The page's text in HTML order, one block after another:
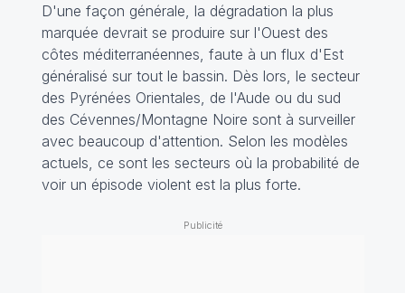
D'une façon générale, la dégradation la plus
marquée devrait se produire sur l'Ouest des
côtes méditerranéennes, faute à un flux d'Est
généralisé sur tout le bassin. Dès lors, le secteur
des Pyrénées Orientales, de l'Aude ou du sud
des Cévennes/Montagne Noire sont à surveiller
avec beaucoup d'attention. Selon les modèles
actuels, ce sont les secteurs où la probabilité de
voir un épisode violent est la plus forte.